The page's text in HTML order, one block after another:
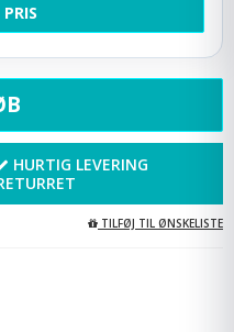
HURTIG LEVERING
TILFØJ TIL ØNSKELISTE